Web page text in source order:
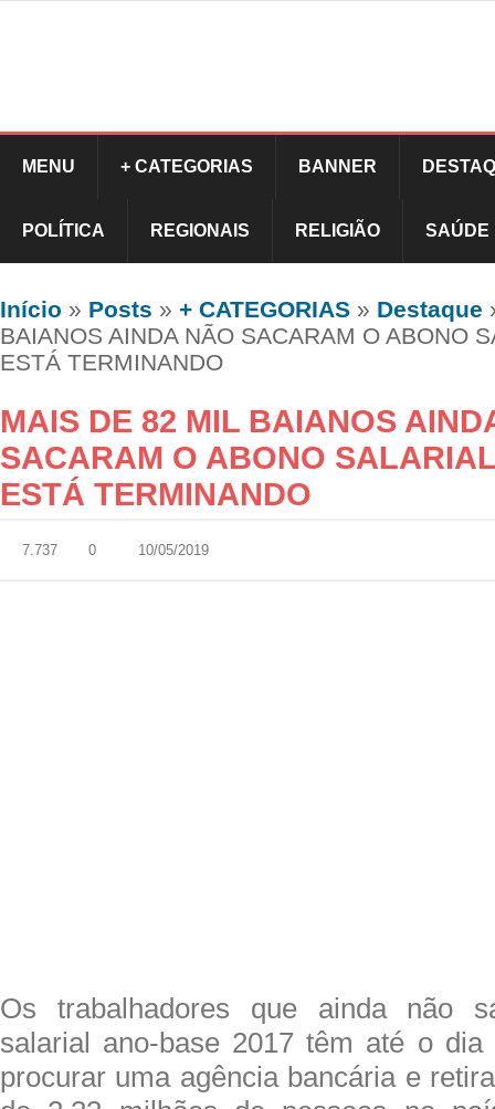
MENU + CATEGORIAS BANNER
POLÍTICA REGIONAIS RELIGIÃO SAÚDE
Início » Posts » + CATEGORIAS » Destaque
BAIANOS AINDA NÃO SACARAM O ABONO
ESTÁ TERMINANDO
MAIS DE 82 MIL BAIANOS
SACARAM O ABONO
ESTÁ TERMINANDO
7.737 0 10/05/2019
Os trabalhadores que ainda não
salarial ano-base 2017 têm até o
procurar uma agência bancária e